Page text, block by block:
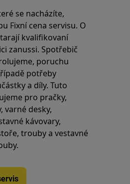
se nacházíte,
Fixní cena servisu. O
kvalifikovaní
zanussi. Spotřebič
poruchu
potřeby
a díly. Tuto
pro pračky,
varné desky,
kávovary,
trouby a vestavné